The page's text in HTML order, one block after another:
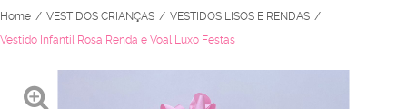
Home VESTIDOS CRIANÇAS
VESTIDOS LISOS E RENDAS
Vestido Infantil Rosa Renda e Voal Luxo Festas